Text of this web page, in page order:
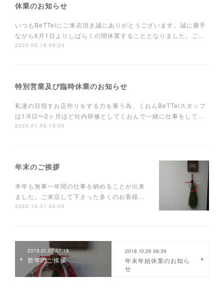
休業のお知らせ
いつもBeTTeiにご来店頂き誠にありがとうございます。誠に勝手
ながら6月1日よりしばらくの間休業することとなりました。ご…
2023.05.18 09:24
特別営業及び臨時休業のお知らせ
私達の目指すお店作りをする力を養う為、くおんBeTTeiスタッフ
は1/6日〜2ヶ月ほど社内研修としてくおんで一緒に仕事をして…
2023.01.05 15:00
年末のご挨拶
本年も無事一年間の仕事を納めることが出来
ました。ご来店して下さった多くのお客様…
2022.12.31 05:00
2019.01.07 07:18
新年のご挨拶
2018.10.26 06:39
年末年始休業のお知ら
せ